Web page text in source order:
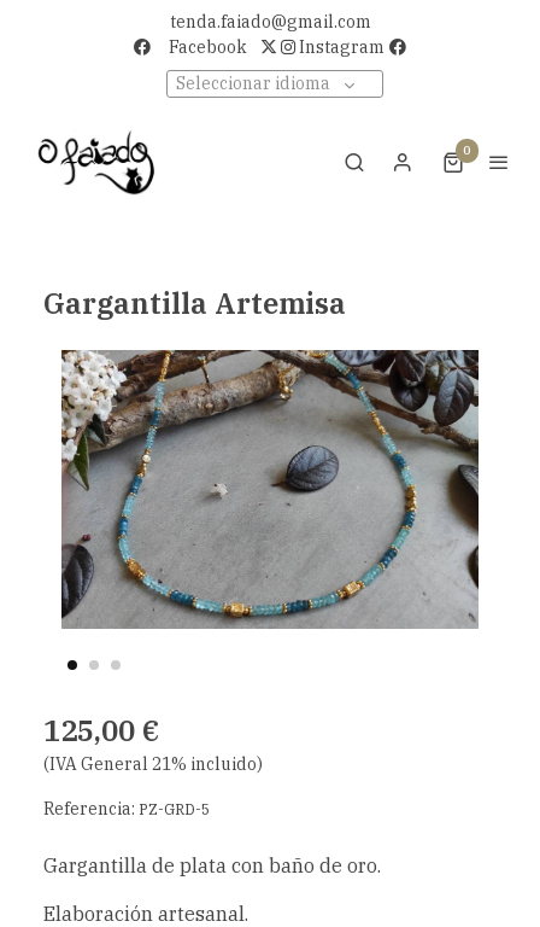
tenda.faiado@gmail.com
Facebook
Instagram
Seleccionar idioma
0
Gargantilla Artemisa
125,00 €
(IVA General 21% incluido)
Referencia: PZ-GRD-5
Gargantilla de plata con baño de oro.
Elaboración artesanal.